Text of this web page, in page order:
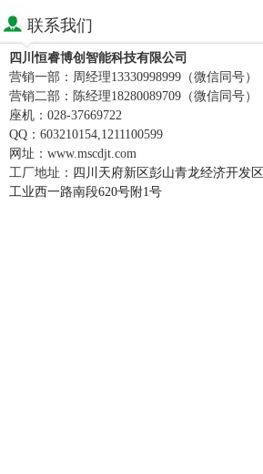
联系我们
四川恒睿博创智能科技有限公司
营销一部：周经理13330998999 （微信同号）
营销二部：陈经理18280089709 （微信同号）
座机： 028-37669722
QQ ： 603210154,1211100599
网址： www.mscdjt.com
工厂地址： 四川天府新区彭山青龙经济开发区
工业西一路南段620号附1号